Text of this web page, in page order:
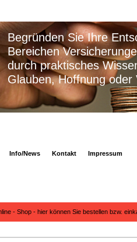
Ihre
u.
Wissen
oder
Info/News Kontakt Impressum
- Shop - hier können Sie bestellen bzw.